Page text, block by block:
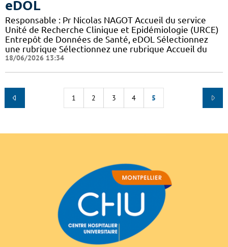
eDOL
Responsable : Pr Nicolas NAGOT Accueil du service
Unité de Recherche Clinique et Epidémiologie (URCE)
Entrepôt de Données de Santé, eDOL Sélectionnez
une rubrique Sélectionnez une rubrique Accueil du
18/06/2026 13:34
1 2 3 4 5